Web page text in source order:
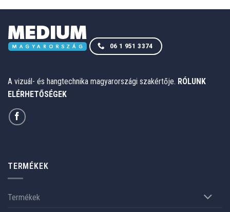
06 1 951 3374
A vizuál- és hangtechnika magyarországi szakértője. RÓLUNK
ELÉRHETŐSÉGEK
TERMÉKEK
Termékek